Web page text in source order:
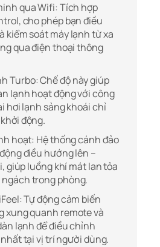
qua Wifi: Tích hợp
cho phép bạn điều
kiểm soát máy lạnh từ xa
qua điện thoại thông
Turbo: Chế độ này giúp
lạnh hoạt động với công
hơi lạnh sảng khoái chỉ
động.
hoạt: Hệ thống cánh đảo
điều hướng lên –
giúp luồng khí mát lan tỏa
trong phòng.
Tự động cảm biến
xung quanh remote và
lạnh để điều chỉnh
tại vị trí người dùng.